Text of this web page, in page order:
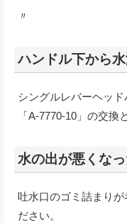
〃
ハンドル下から
シングルレバーヘッド
「A-7770-10」の交換
水の出が悪くな
吐水口のゴミ詰まり
ださい。